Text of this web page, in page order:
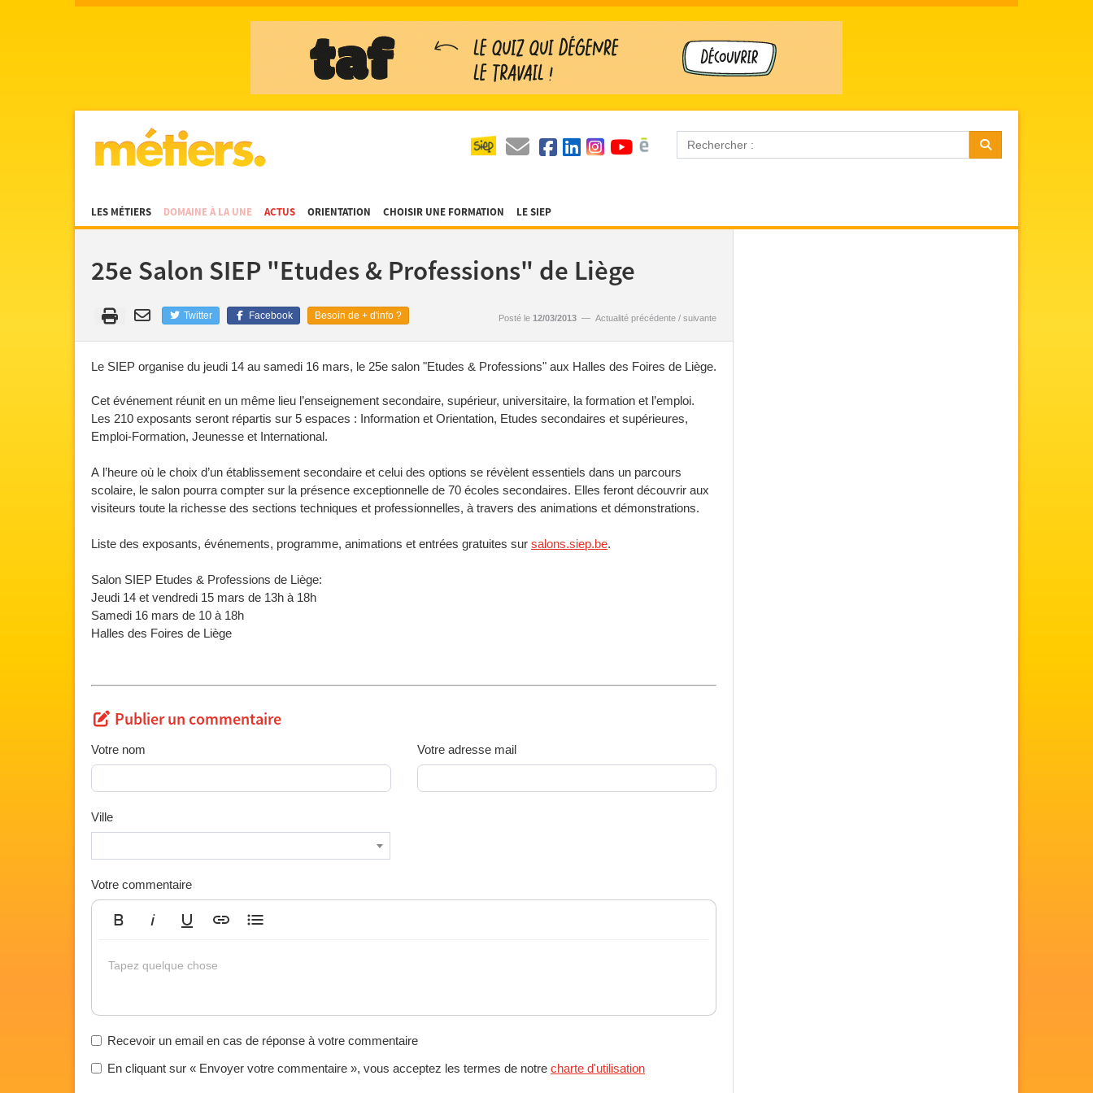
LES MÉTIERS DOMAINE À LA UNE ACTUS ORIENTATION CHOISIR UNE FORMATION LE SIEP
25e Salon SIEP "Etudes & Professions" de Liège
Twitter Facebook Besoin de + d'info ? Posté le 12/03/2013 — Actualité précédente / suivante
Le SIEP organise du jeudi 14 au samedi 16 mars, le 25e salon "Etudes & Professions" aux Halles des Foires de Liège.
Cet événement réunit en un même lieu l’enseignement secondaire, supérieur, universitaire, la formation et l’emploi.
Les 210 exposants seront répartis sur 5 espaces : Information et Orientation, Etudes secondaires et supérieures,
Emploi-Formation, Jeunesse et International.
A l’heure où le choix d’un établissement secondaire et celui des options se révèlent essentiels dans un parcours
scolaire, le salon pourra compter sur la présence exceptionnelle de 70 écoles secondaires. Elles feront découvrir aux
visiteurs toute la richesse des sections techniques et professionnelles, à travers des animations et démonstrations.
Liste des exposants, événements, programme, animations et entrées gratuites sur salons.siep.be.
Salon SIEP Etudes & Professions de Liège:
Jeudi 14 et vendredi 15 mars de 13h à 18h
Samedi 16 mars de 10 à 18h
Halles des Foires de Liège
Publier un commentaire
Votre nom Votre adresse mail
Ville
Votre commentaire
Tapez quelque chose
Recevoir un email en cas de réponse à votre commentaire
En cliquant sur « Envoyer votre commentaire », vous acceptez les termes de notre charte d'utilisation